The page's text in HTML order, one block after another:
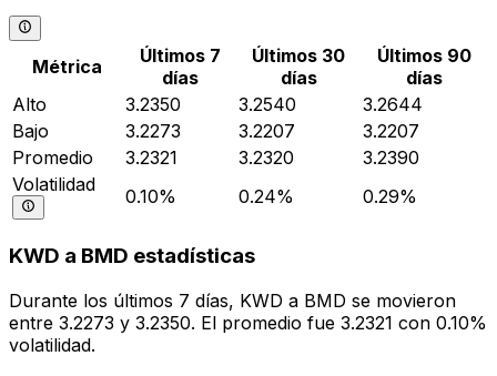
Métrica
Últimos 7
días
Últimos 30
días
Últimos 90
días
Alto
3.2350 3.2540
3.2644
Bajo
3.2273 3.2207
3.2207
Promedio
3.2321 3.2320
3.2390
Volatilidad
0.10% 0.24% 0.29%
KWD a BMD estadísticas
Durante los últimos 7 días, KWD a BMD se movieron
entre 3.2273 y 3.2350. El promedio fue 3.2321 con 0.10%
volatilidad.